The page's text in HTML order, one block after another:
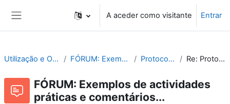
A aceder como visitante Entrar
Utilização e Organização de Laboratórios Escolares FÓRUM: Exemplos de actividades práticas e comentários... Protocolo experimental do professor Re: Protocolo experimental do professor
FÓRUM: Exemplos de actividades
práticas e comentários...